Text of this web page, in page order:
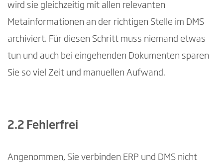
wird sie gleichzeitig mit allen relevanten
Metainformationen an der richtigen Stelle im DMS
archiviert. Für diesen Schritt muss niemand etwas
tun und auch bei eingehenden Dokumenten sparen
Sie so viel Zeit und manuellen Aufwand.
2.2 Fehlerfrei
Angenommen, Sie verbinden ERP und DMS nicht